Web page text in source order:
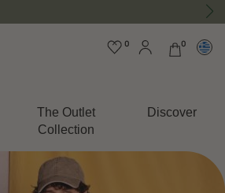
0 0
The Outlet
Collection
Discover